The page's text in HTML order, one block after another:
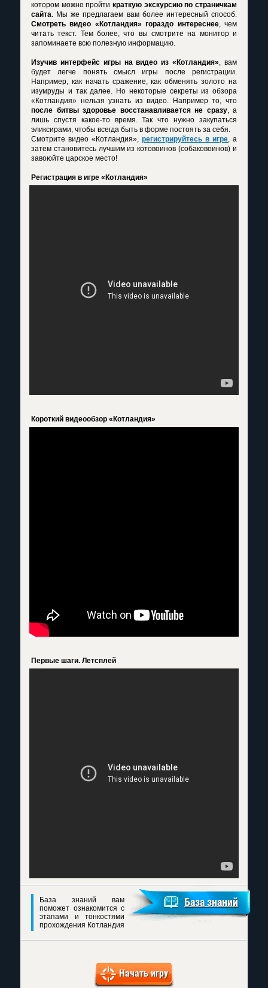
котором можно пройти краткую экскурсию по страничкам
сайта. Мы же предлагаем вам более интересный способ.
Смотреть видео «Котландия» гораздо интереснее, чем
читать текст. Тем более, что вы смотрите на монитор и
запоминаете всю полезную информацию.
Изучив интерфейс игры на видео из «Котландия», вам
будет легче понять смысл игры после регистрации.
Например, как начать сражение, как обменять золото на
изумруды и так далее. Но некоторые секреты из обзора
«Котландия» нельзя узнать из видео. Например то, что
после битвы здоровье восстанавливается не сразу, а
лишь спустя какое-то время. Так что нужно закупаться
эликсирами, чтобы всегда быть в форме постоять за себя.
Смотрите видео «Котландия», регистрируйтесь в игре, а
затем становитесь лучшим из котовоинов (собаковоинов) и
завоюйте царское место!
Регистрация в игре «Котландия»
Короткий видеообзор «Котландия»
Первые шаги. Летсплей
База знаний вам
поможет ознакомится с
этапами и тонкостями
прохождения Котландия
База знаний
Начать игру